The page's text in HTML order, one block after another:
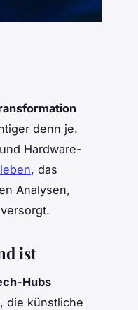
denn je.
Hardware-
, das
Analysen,
versorgt.
ist
Hubs
die künstliche